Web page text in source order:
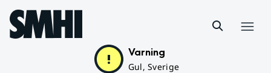
Hoppa till sidans innehåll
Varning
Gul, Sverige